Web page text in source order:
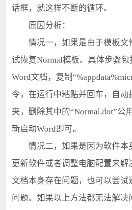
话框，就这样不断的循环。
原因分析：
情况一，如果是由于模板文
试恢复Normal模板。具体步骤
Word文档，复制
令，在运行中粘贴并回车，自动
夹，删除其中的“Normal.dot”公
新启动Word即可。
情况二，如果是因为软件本
更新软件或者调整电脑配置来解
文档本身存在问题，也可以尝试
问题。如果以上方法都无法解决